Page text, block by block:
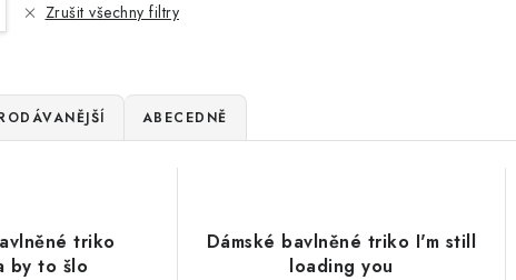
Zrušit všechny filtry
ABECEDNĚ
triko
by to šlo
Dámské bavlněné triko I'm still
loading you